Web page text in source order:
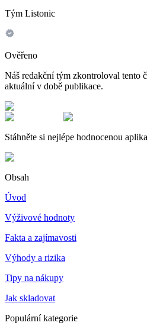
Tým Listonic
Ověřeno
Náš redakční tým zkontroloval tento
aktuální v době publikace.
Stáhněte si nejlépe hodnocenou
Obsah
Úvod
Výživové hodnoty
Fakta a zajímavosti
Výhody a rizika
Tipy na nákupy
Jak skladovat
Populární kategorie